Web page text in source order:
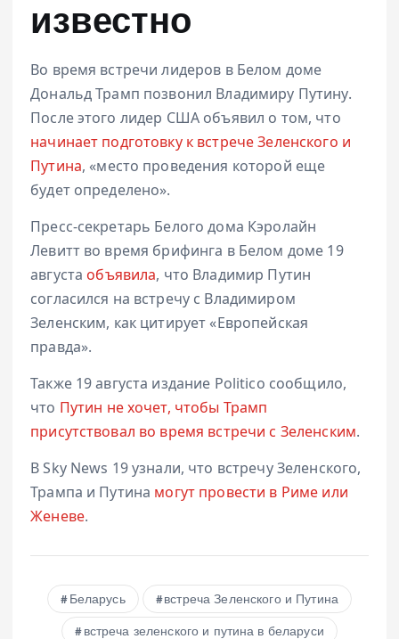
известно
Во время встречи лидеров в Белом доме
Дональд Трамп позвонил Владимиру Путину.
После этого лидер США объявил о том, что
начинает подготовку к встрече Зеленского и
Путина, «место проведения которой еще
будет определено».
Пресс-секретарь Белого дома Кэролайн
Левитт во время брифинга в Белом доме 19
августа объявила, что Владимир Путин
согласился на встречу с Владимиром
Зеленским, как цитирует «Европейская
правда».
Также 19 августа издание Politico сообщило,
что Путин не хочет, чтобы Трамп
присутствовал во время встречи с Зеленским.
В Sky News 19 узнали, что встречу Зеленского,
Трампа и Путина могут провести в Риме или
Женеве.
Беларусь встреча Зеленского и Путина
встреча зеленского и путина в беларуси